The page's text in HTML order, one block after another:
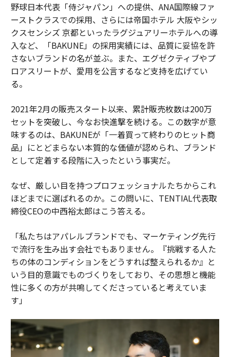
野球日本代表「侍ジャパン」への提供、ANA国際線ファ
ーストクラスでの採用、さらには帝国ホテル 大阪やシッ
クスセンシズ 京都といったラグジュアリーホテルへの導
入など、「BAKUNE」の採用実績には、品質に妥協を許
さないブランドの名が並ぶ。また、エグゼクティブやプ
ロアスリートが、愛用を公言するなど支持を広げてい
る。
2021年2月の販売スタート以来、累計販売枚数は200万
セットを突破し、今なお快進撃を続ける。この数字が意
味するのは、BAKUNEが「一着買って終わりのヒット商
品」にとどまらない本質的な価値が認められ、ブランド
として定着する段階に入ったという事実だ。
なぜ、厳しい目を持つプロフェッショナルたちからこれ
ほどまでに選ばれるのか。この問いに、TENTIAL代表取
締役CEOの中西裕太郎はこう答える。
「私たちはアパレルブランドでも、マーケティング先行
で流行を生み出す会社でもありません。『挑戦する人た
ちの体のコンディションをどうすれば整えられるか』と
いう目的意識でものづくりをしており、その思想と機能
性に多くの方が共鳴してくださっていると考えていま
す」